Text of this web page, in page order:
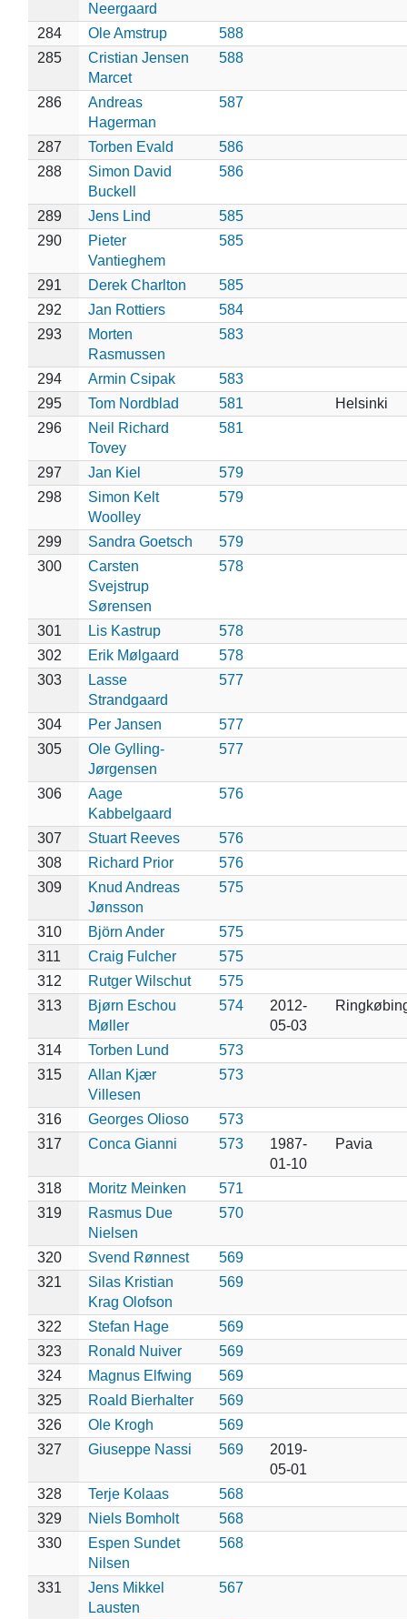
Neergaard
284
Ole Amstrup
588
285
Cristian Jensen
Marcet
588
286
Andreas
Hagerman
587
287 Torben Evald
586
288
Simon David
Buckell
586
289 Jens Lind
585
290
Pieter
Vantieghem
585
291 Derek Charlton
585
292
Jan Rottiers
584
293
Morten
Rasmussen
583
294 Armin Csipak
583
295
Tom Nordblad 581
Helsinki
296
Neil Richard
Tovey
581
297 Jan Kiel
579
298
Simon Kelt
Woolley
579
299 Sandra Goetsch
579
300
Carsten
Svejstrup
Sørensen
578
301 Lis Kastrup
578
302
Erik Mølgaard
578
303
Lasse
Strandgaard
577
304 Per Jansen
577
305
Ole Gylling-
Jørgensen
577
306
Aage
Kabbelgaard
576
307 Stuart Reeves
576
308
Richard Prior
576
309
Knud Andreas
Jønsson
575
310 Björn Ander
575
311
Craig Fulcher
575
312
Rutger Wilschut
575
313
Bjørn Eschou
Møller
574
2012-
05-03
314 Torben Lund
573
315
Allan Kjær
Villesen
573
316 Georges Olioso
573
317
Conca Gianni 573
1987-
01-10
Pavia
318 Moritz Meinken
571
319
Rasmus Due
Nielsen
570
320 Svend Rønnest
569
321
Silas Kristian
Krag Olofson
569
322 Stefan Hage
569
323
Ronald Nuiver
569
324
Magnus Elfwing
569
325
Roald Bierhalter
569
326
Ole Krogh
569
327
Giuseppe Nassi 569
2019-
05-01
328
Terje Kolaas
568
329
Niels Bomholt
568
330
Espen Sundet
Nilsen
568
331
Jens Mikkel
Lausten
567